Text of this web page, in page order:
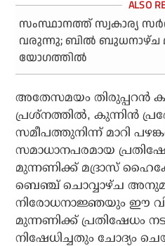
സംസ്ഥാനത്ത് സ്വകാര്യ
വരുന്നു; ബില്‍ ബുധനാഴ്ച
യോഗത്തില്‍
അതേസമയം തിരുപ്പറൻ
പ്രശ്‌നത്തിൽ, കുന്നിൻ
സമീപത്തുനിന്ന് മാറി
സമാധാനപരമായ
മുന്നണിക്ക് മദ്രാസ്
ബെഞ്ച് ചൊവ്വാഴ്ച
നിരോധനാജ്ഞയും ഈ
മുന്നണിക്ക് പ്രതിഷേധം
നിഷേധിച്ചതും ചോദ്യം